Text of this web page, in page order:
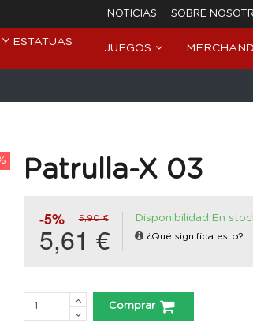
NOTICIAS SOBRE
ESTATUAS
JUEGOS
Patrulla-X 03
-5% 5,90 €
5,61 €
Disponibilidad:En
¿Qué significa esto?
Comprar